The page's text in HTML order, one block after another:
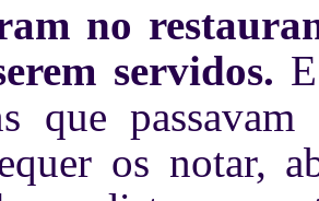
no
servidos.
que
os notar,